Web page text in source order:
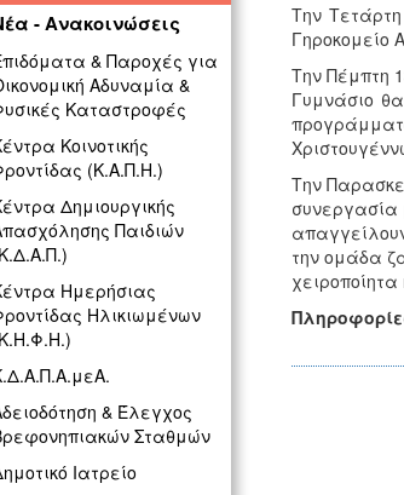
- Ανακοινώσεις
& Παροχές για
Αδυναμία &
Καταστροφές
Κοινοτικής
(Κ.Α.Π.Η.)
Δημιουργικής
Παιδιών
Ημερήσιας
Ηλικιωμένων
& Έλεγχος
Σταθμών
Ιατρείο
Την
Γηροκομείο
Την Πέμπτη
Γυμνάσιο
Την
την ομάδα